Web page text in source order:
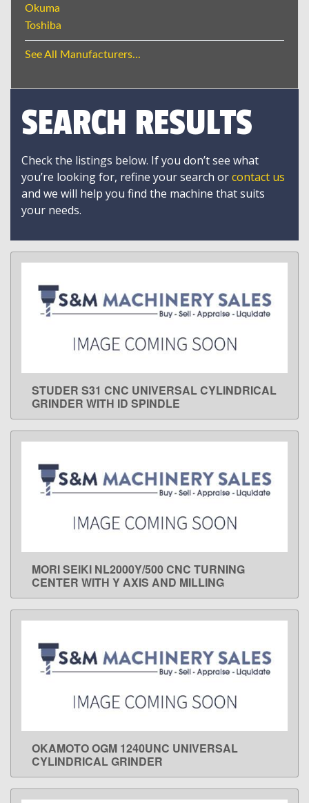
Okuma
Toshiba
See All Manufacturers...
SEARCH RESULTS
Check the listings below. If you don’t see what
you’re looking for, refine your search orcontact us
and we will help you find the machine that suits
your needs.
LEARN MORE
STUDER S31 CNC UNIVERSAL CYLINDRICAL
GRINDER WITH ID SPINDLE
LEARN MORE
MORI SEIKI NL2000Y/500 CNC TURNING
CENTER WITH Y AXIS AND MILLING
LEARN MORE
OKAMOTO OGM 1240UNC UNIVERSAL
CYLINDRICAL GRINDER